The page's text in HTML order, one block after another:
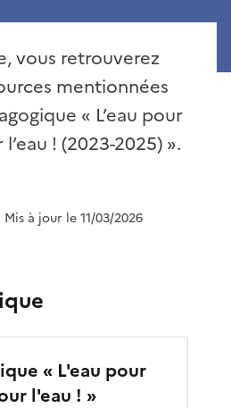
vous retrouverez
mentionnées
« L’eau pour
! (2023-2025) ».
Mis à jour le 11/03/2026
« L'eau pour
l'eau ! »